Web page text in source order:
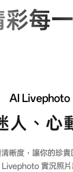
彩每
AI Livephoto
人、心
晰度，讓你的珍
實況照